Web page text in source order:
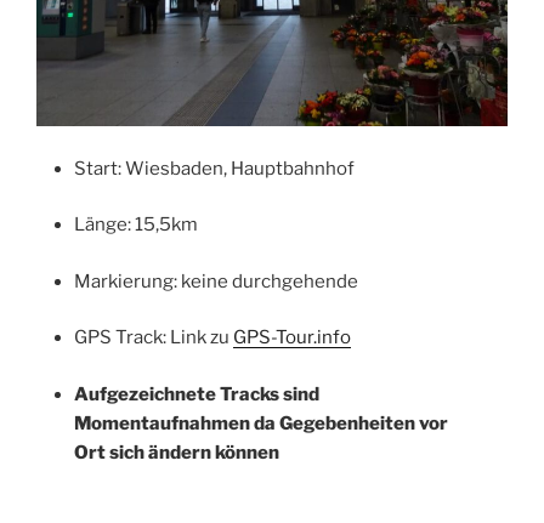
Start: Wiesbaden, Hauptbahnhof
Länge: 15,5km
Markierung: keine durchgehende
GPS Track: Link zu GPS-Tour.info
Aufgezeichnete Tracks sind
Momentaufnahmen da Gegebenheiten vor
Ort sich ändern können